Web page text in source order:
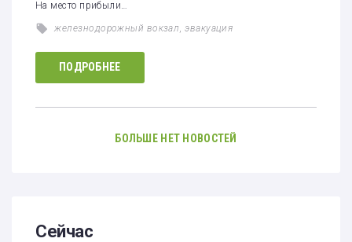
На место прибыли…
железнодорожный вокзал,эвакуация
ПОДРОБНЕЕ
БОЛЬШЕ НЕТ НОВОСТЕЙ
Сейчас